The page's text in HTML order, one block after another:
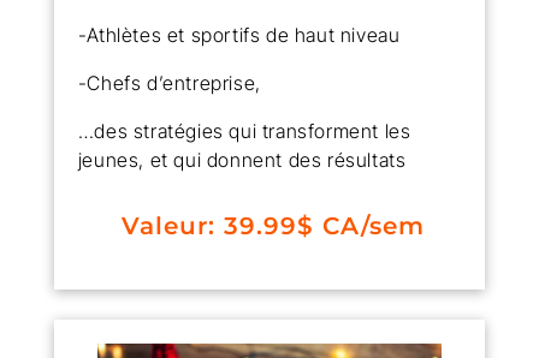
-Athlètes et sportifs de haut niveau
-Chefs d’entreprise,
…des stratégies qui transforment les
jeunes, et qui donnent des résultats
Valeur: 39.99$ CA/sem